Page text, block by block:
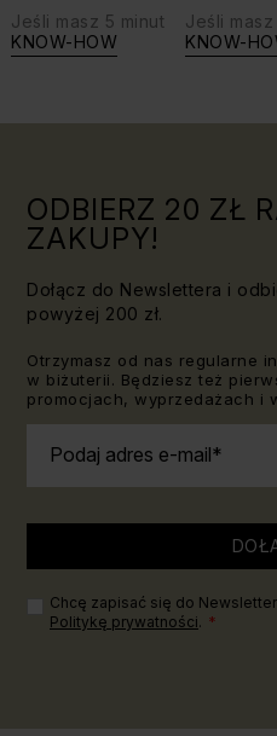
Jeśli masz 5 minut
KNOW-HOW
Jeśli masz
KNOW-
ODBIERZ 20 ZŁ
ZAKUPY!
Dołącz do Newslettera i
powyżej 200 zł.
Otrzymasz od nas regularne
w biżuterii. Będziesz też
promocjach, wyprzedażach i
Podaj adres e-mail
Chcę zapisać się do
Politykę prywatności.